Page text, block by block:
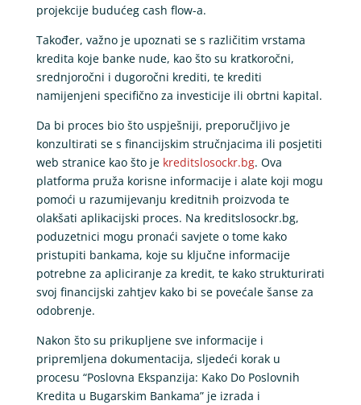
projekcije budućeg cash flow-a.
Također, važno je upoznati se s različitim vrstama
kredita koje banke nude, kao što su kratkoročni,
srednjoročni i dugoročni krediti, te krediti
namijenjeni specifično za investicije ili obrtni kapital.
Da bi proces bio što uspješniji, preporučljivo je
konzultirati se s financijskim stručnjacima ili posjetiti
web stranice kao što je kreditslosockr.bg. Ova
platforma pruža korisne informacije i alate koji mogu
pomoći u razumijevanju kreditnih proizvoda te
olakšati aplikacijski proces. Na kreditslosockr.bg,
poduzetnici mogu pronaći savjete o tome kako
pristupiti bankama, koje su ključne informacije
potrebne za apliciranje za kredit, te kako strukturirati
svoj financijski zahtjev kako bi se povećale šanse za
odobrenje.
Nakon što su prikupljene sve informacije i
pripremljena dokumentacija, sljedeći korak u
procesu “Poslovna Ekspanzija: Kako Do Poslovnih
Kredita u Bugarskim Bankama” je izrada i